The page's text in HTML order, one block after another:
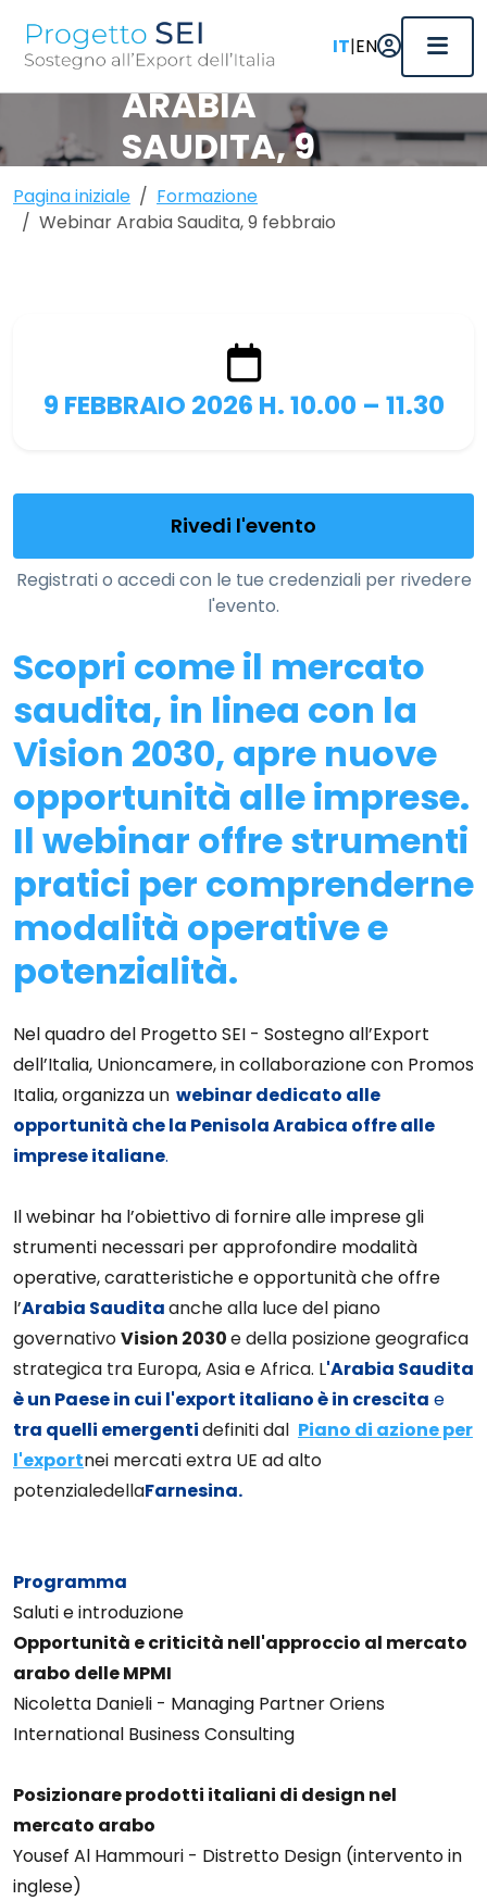
IT|EN
WEBINAR
ARABIA
SAUDITA, 9
FEBBRAIO
Pubblicato il 30/01/2026
Pagina iniziale
Formazione
Webinar Arabia Saudita, 9 febbraio
9 FEBBRAIO 2026 H. 10.00 – 11.30
Rivedi l'evento
Registrati o accedi con le tue credenziali per rivedere
l'evento.
Scopri come il mercato
saudita, in linea con la
Vision 2030, apre nuove
opportunità alle imprese.
Il webinar offre strumenti
pratici per comprenderne
modalità operative e
potenzialità.
Nel quadro del Progetto SEI - Sostegno all’Export
dell’Italia, Unioncamere, in collaborazione con Promos
Italia, organizza un webinar dedicato alle
opportunità che la Penisola Arabica offre alle
imprese italiane.
Il webinar ha l’obiettivo di fornire alle imprese gli
strumenti necessari per approfondire modalità
operative, caratteristiche e opportunità che offre
l’Arabia Sauditaanche alla luce del piano
governativoVision 2030e della posizione geografica
strategica tra Europa, Asia e Africa. L'Arabia Saudita
è un Paese in cui l'export italiano è in crescita e
tra quelli emergentidefiniti dal Piano di azione per
l'exportnei mercati extra UE ad alto
potenzialedellaFarnesina.
Programma
Saluti e introduzione
Opportunità e criticità nell'approccio al mercato
arabo delle MPMI
Nicoletta Danieli - Managing Partner Oriens
International Business Consulting
Posizionare prodotti italiani di design nel
mercato arabo
Yousef Al Hammouri - Distretto Design (intervento in
inglese)